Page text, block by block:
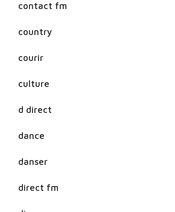
contact fm
country
courir
culture
d direct
dance
danser
direct fm